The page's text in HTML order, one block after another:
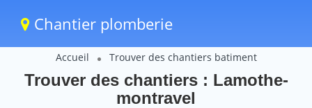
Chantier plomberie
Accueil Trouver des chantiers batiment
Trouver des chantiers : Lamothe-
montravel